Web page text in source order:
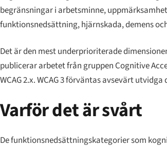
begränsningar i arbetsminne,
funktionsnedsättning, hjärnskada, demens
Det är den mest underprioriterade
publicerar arbetet från gruppen Cognitive
WCAG 2.x. WCAG 3 förväntas avsevärt
Varför det är svårt
De funktionsnedsättningskategorier som